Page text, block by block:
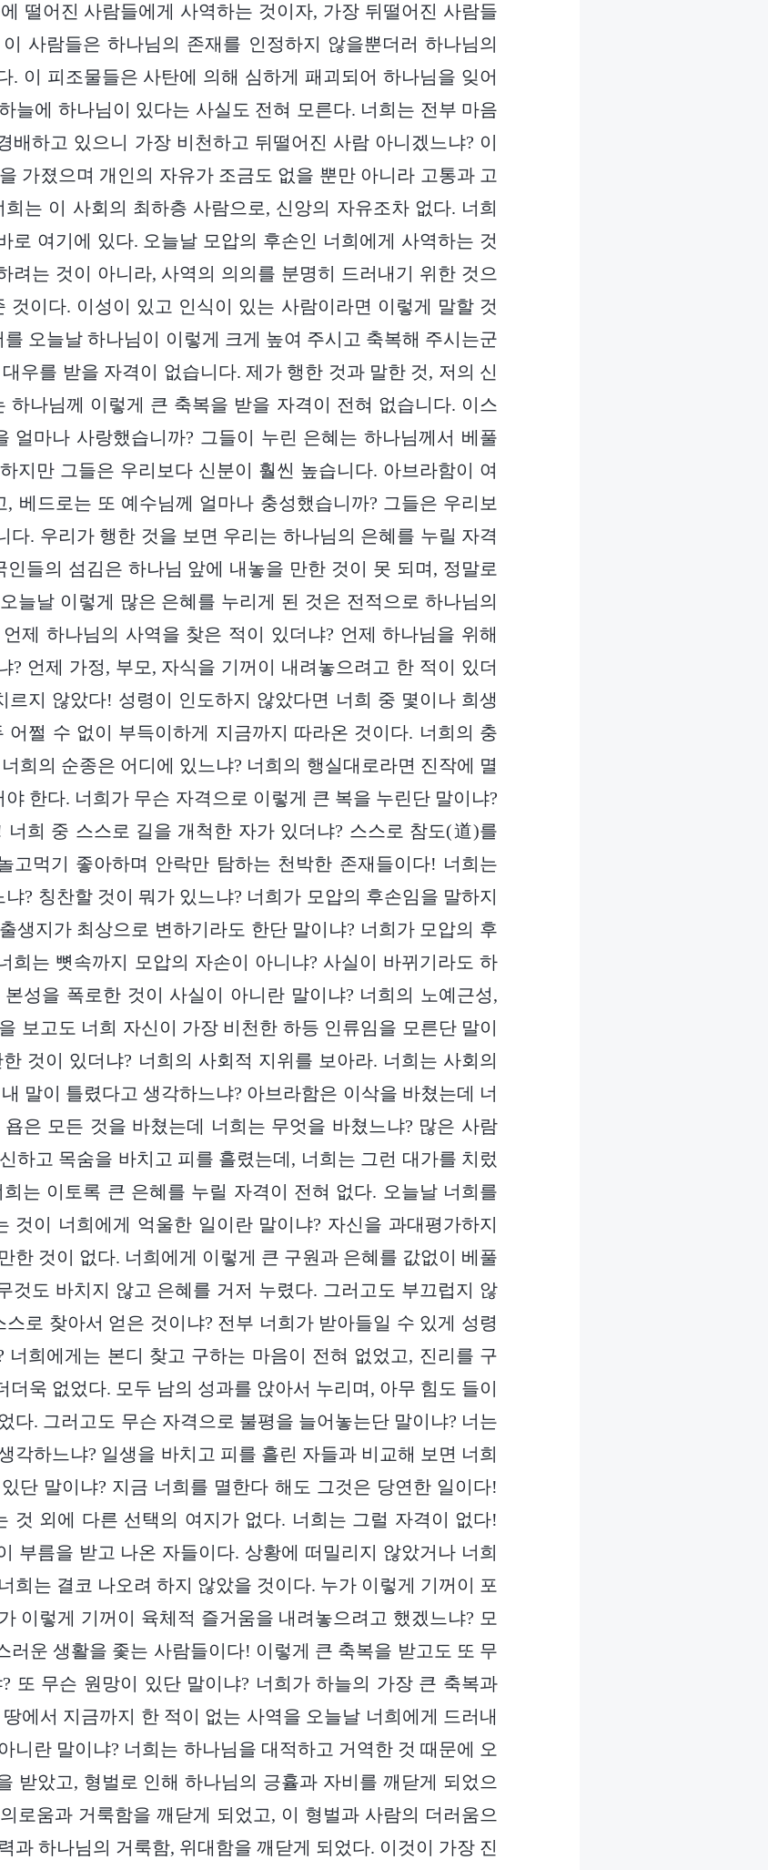
떨어진 사람들에게 사역하는 것이자, 가장 뒤떨어진 사람들
사람들은 하나님의 존재를 인정하지 않을뿐더러 하나님의
. 이 피조물들은 사탄에 의해 심하게 패괴되어 하나님을 잊어
늘에 하나님이 있다는 사실도 전혀 모른다. 너희는 전부 마음
배하고 있으니 가장 비천하고 뒤떨어진 사람 아니겠느냐? 이
가졌으며 개인의 자유가 조금도 없을 뿐만 아니라 고통과 고
는 이 사회의 최하층 사람으로, 신앙의 자유조차 없다. 너희
로 여기에 있다. 오늘날 모압의 후손인 너희에게 사역하는 것
려는 것이 아니라, 사역의 의의를 분명히 드러내기 위한 것으
것이다. 이성이 있고 인식이 있는 사람이라면 이렇게 말할 것
를 오늘날 하나님이 이렇게 크게 높여 주시고 축복해 주시는군
우를 받을 자격이 없습니다. 제가 행한 것과 말한 것, 저의 신
하나님께 이렇게 큰 축복을 받을 자격이 전혀 없습니다. 이스
얼마나 사랑했습니까? 그들이 누린 은혜는 하나님께서 베풀
지만 그들은 우리보다 신분이 훨씬 높습니다. 아브라함이 여
, 베드로는 또 예수님께 얼마나 충성했습니까? 그들은 우리보
다. 우리가 행한 것을 보면 우리는 하나님의 은혜를 누릴 자격
인들의 섬김은 하나님 앞에 내놓을 만한 것이 못 되며, 정말로
늘날 이렇게 많은 은혜를 누리게 된 것은 전적으로 하나님의
제 하나님의 사역을 찾은 적이 있더냐? 언제 하나님을 위해
? 언제 가정, 부모, 자식을 기꺼이 내려놓으려고 한 적이 있더
르지 않았다! 성령이 인도하지 않았다면 너희 중 몇이나 희생
어쩔 수 없이 부득이하게 지금까지 따라온 것이다. 너희의 충
희의 순종은 어디에 있느냐? 너희의 행실대로라면 진작에 멸
한다. 너희가 무슨 자격으로 이렇게 큰 복을 누린단 말이냐?
너희 중 스스로 길을 개척한 자가 있더냐? 스스로 참도(道)를
고먹기 좋아하며 안락만 탐하는 천박한 존재들이다! 너희는
? 칭찬할 것이 뭐가 있느냐? 너희가 모압의 후손임을 말하지
생지가 최상으로 변하기라도 한단 말이냐? 너희가 모압의 후
희는 뼛속까지 모압의 자손이 아니냐? 사실이 바뀌기라도 하
성을 폭로한 것이 사실이 아니란 말이냐? 너희의 노예근성,
보고도 너희 자신이 가장 비천한 하등 인류임을 모른단 말이
것이 있더냐? 너희의 사회적 지위를 보아라. 너희는 사회의
말이 틀렸다고 생각하느냐? 아브라함은 이삭을 바쳤는데 너
은 모든 것을 바쳤는데 너희는 무엇을 바쳤느냐? 많은 사람
하고 목숨을 바치고 피를 흘렸는데, 너희는 그런 대가를 치렀
는 이토록 큰 은혜를 누릴 자격이 전혀 없다. 오늘날 너희를
것이 너희에게 억울한 일이란 말이냐? 자신을 과대평가하지
한 것이 없다. 너희에게 이렇게 큰 구원과 은혜를 값없이 베풀
것도 바치지 않고 은혜를 거저 누렸다. 그러고도 부끄럽지 않
스로 찾아서 얻은 것이냐? 전부 너희가 받아들일 수 있게 성령
너희에게는 본디 찾고 구하는 마음이 전혀 없었고, 진리를 구
더욱 없었다. 모두 남의 성과를 앉아서 누리며, 아무 힘도 들이
다. 그러고도 무슨 자격으로 불평을 늘어놓는단 말이냐? 너는
각하느냐? 일생을 바치고 피를 흘린 자들과 비교해 보면 너희
단 말이냐? 지금 너희를 멸한다 해도 그것은 당연한 일이다!
것 외에 다른 선택의 여지가 없다. 너희는 그럴 자격이 없다!
부름을 받고 나온 자들이다. 상황에 떠밀리지 않았거나 너희
희는 결코 나오려 하지 않았을 것이다. 누가 이렇게 기꺼이 포
이렇게 기꺼이 육체적 즐거움을 내려놓으려고 했겠느냐? 모
러운 생활을 좇는 사람들이다! 이렇게 큰 축복을 받고도 또 무
또 무슨 원망이 있단 말이냐? 너희가 하늘의 가장 큰 축복과
에서 지금까지 한 적이 없는 사역을 오늘날 너희에게 드러내
니란 말이냐? 너희는 하나님을 대적하고 거역한 것 때문에 오
받았고, 형벌로 인해 하나님의 긍휼과 자비를 깨닫게 되었으
로움과 거룩함을 깨닫게 되었고, 이 형벌과 사람의 더러움으
과 하나님의 거룩함, 위대함을 깨닫게 되었다. 이것이 가장 진